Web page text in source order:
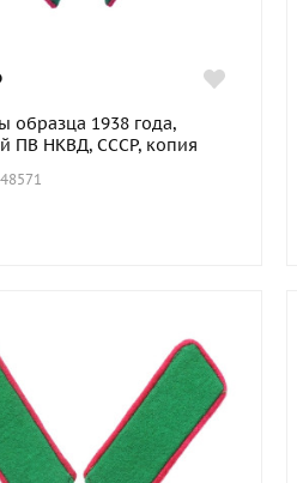
образца 1938 года,
ПВ НКВД, СССР, копия